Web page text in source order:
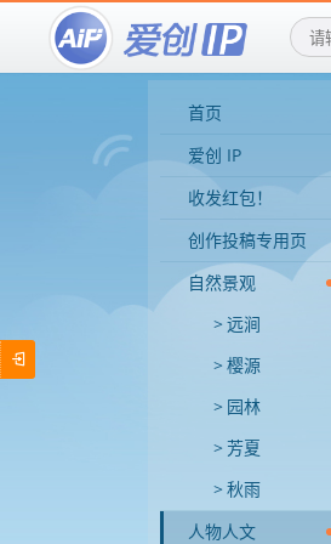
首页
爱创 IP
收发红包！
创作投稿专用页
自然景观
远涧
樱源
园林
芳夏
秋雨
人物人文